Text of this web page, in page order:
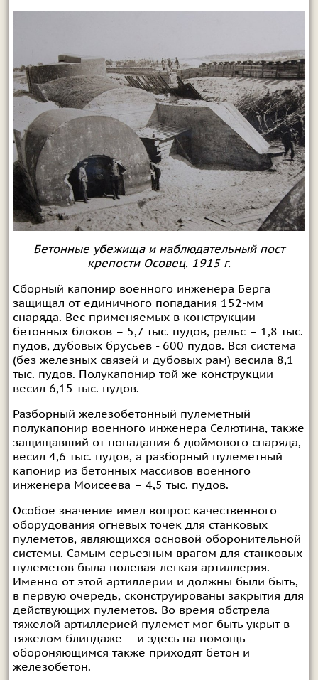
Бетонные убежища и наблюдательный пост
крепости Осовец. 1915 г.
Сборный капонир военного инженера Берга
защищал от единичного попадания 152-мм
снаряда. Вес применяемых в конструкции
бетонных блоков – 5,7 тыс. пудов, рельс – 1,8 тыс.
пудов, дубовых брусьев - 600 пудов. Вся система
(без железных связей и дубовых рам) весила 8,1
тыс. пудов. Полукапонир той же конструкции
весил 6,15 тыс. пудов.
Разборный железобетонный пулеметный
полукапонир военного инженера Селютина, также
защищавший от попадания 6-дюймового снаряда,
весил 4,6 тыс. пудов, а разборный пулеметный
капонир из бетонных массивов военного
инженера Моисеева – 4,5 тыс. пудов.
Особое значение имел вопрос качественного
оборудования огневых точек для станковых
пулеметов, являющихся основой оборонительной
системы. Самым серьезным врагом для станковых
пулеметов была полевая легкая артиллерия.
Именно от этой артиллерии и должны были быть,
в первую очередь, сконструированы закрытия для
действующих пулеметов. Во время обстрела
тяжелой артиллерией пулемет мог быть укрыт в
тяжелом блиндаже – и здесь на помощь
обороняющимся также приходят бетон и
железобетон.